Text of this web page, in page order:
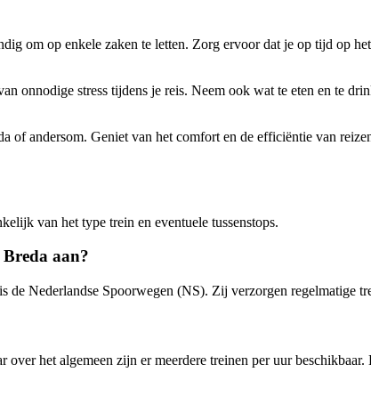
om op enkele zaken te letten. Zorg ervoor dat je op tijd op
onnodige stress tijdens je reis. Neem ook wat te eten en te
andersom. Geniet van het comfort en de efficiëntie van
van het type trein en eventuele tussenstops.
aan?
Nederlandse Spoorwegen (NS). Zij verzorgen regelmatige
het algemeen zijn er meerdere treinen per uur